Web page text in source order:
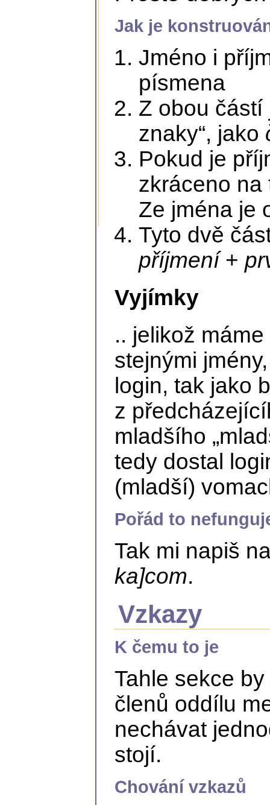
Jak je
Jméno i
písmena
Z obou částí
znaky“, jako
Pokud je
zkráceno na
Ze jména je
Tyto dvě
příjmení+
Vyjímky
.. jelikož
stejnými
login, tak jako
z
mladšího
tedy dostal
(mladší)
Pořád to
Tak mi napiš
ka]com.
Vzkazy
K čemu to je
Tahle sekce
členů oddílu
nechávat
stojí.
Chování vzkazů